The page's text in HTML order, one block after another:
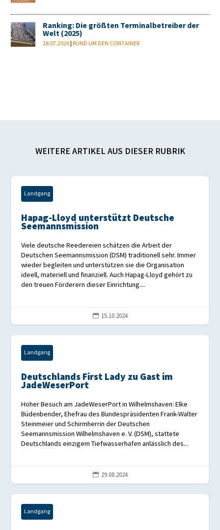
Ranking: Die größten Terminalbetreiber der
Welt (2025)
28.07.2026 |RUND UM DEN CONTAINER
WEITERE ARTIKEL AUS DIESER RUBRIK
Landgang
Hapag-Lloyd unterstützt Deutsche
Seemannsmission
Viele deutsche Reedereien schätzen die Arbeit der
Deutschen Seemannsmission (DSM) traditionell sehr. Immer
wieder begleiten und unterstützen sie die Organisation
ideell, materiell und finanziell. Auch Hapag-Lloyd gehört zu
den treuen Förderern dieser Einrichtung....
 15.10.2024
Landgang
Deutschlands First Lady zu Gast im
JadeWeserPort
Hoher Besuch am JadeWeserPort in Wilhelmshaven: Elke
Büdenbender, Ehefrau des Bundespräsidenten Frank-Walter
Steinmeier und Schirmherrin der Deutschen
Seemannsmission Wilhelmshaven e. V. (DSM), stattete
Deutschlands einzigem Tiefwasserhafen anlässlich des...
 29.08.2024
Landgang